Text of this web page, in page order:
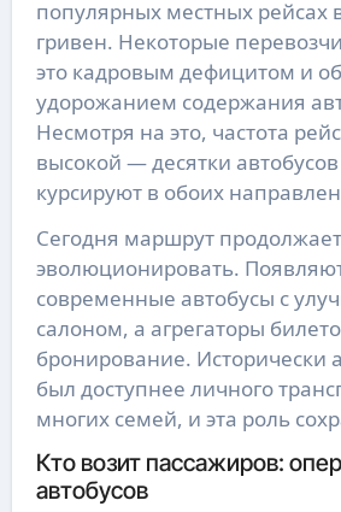
популярных местных рейсах
гривен. Некоторые
это кадровым дефицитом и
удорожанием содержания
Несмотря на это, частота
высокой — десятки
курсируют в обоих
Сегодня маршрут продолжает
эволюционировать.
современные автобусы с
салоном, а агрегаторы
бронирование. Исторически
был доступнее личного
многих семей, и эта роль
Кто возит пассажиров:
автобусов